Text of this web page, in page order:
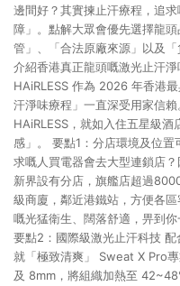
邊間好？其實揀止汗療程，追
障」。點解大眾會優先選擇龍
管」、「合法原廠來源」以及
介紹香港真正龍頭嘅激光止汗
HAiRLESS 作為 2026 年香港
汗淨味療程」一直深受用家信
HAiRLESS，就如入住五星級
感」。 要點1：分店環境及位
求嘅人買電器會去大型連鎖店
新界設有分店，旗艦店超過
級商廈，鄰近港鐵站，方便各
嘅光猛衛生、闊落舒適，畀到
要點2：國際級激光止汗科技
就「極致清爽」 Sweat X Pro
及 8mm，將組織加熱至